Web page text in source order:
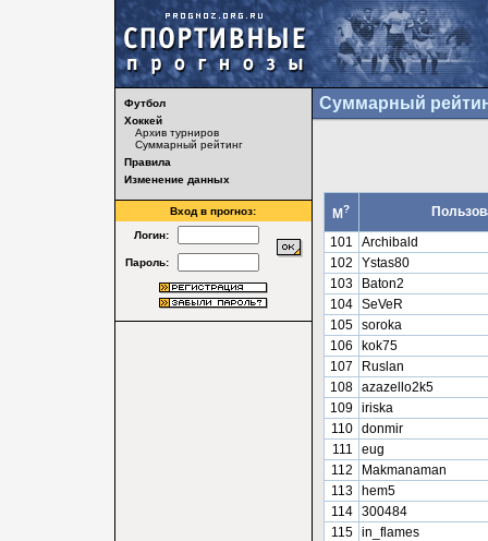
Футбол
Хоккей
Архив турниров
Суммарный рейтинг
Правила
Изменение данных
Вход в прогноз:
Логин:
Пароль:
Суммарный
М?
101
Archibald
102
Ystas80
103
Baton2
104 SeVeR
105 soroka
106
kok75
107
Ruslan
108 azazello2k5
109 iriska
110 donmir
111
eug
112
Makmanaman
113
hem5
114 300484
115 in_flames